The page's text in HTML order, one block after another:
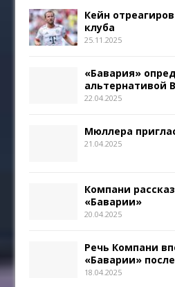
Кейн
клуба
25.11.2025
«Бавария»
альтернативой
22.04.2025
Мюллера
21.04.2025
Компани
«Баварии»
20.04.2025
Речь Компани
«Баварии»
18.04.2025